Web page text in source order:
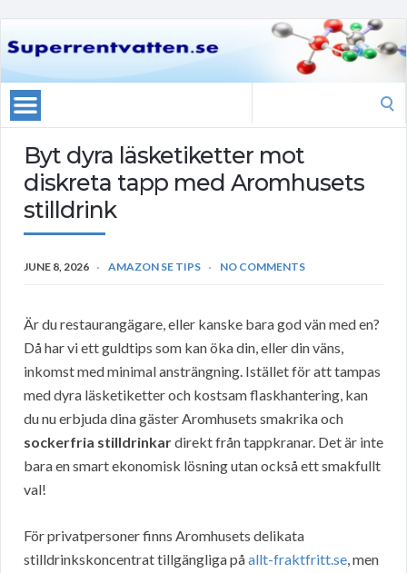
Byt dyra läsketiketter mot
diskreta tapp med Aromhusets
stilldrink
JUNE 8, 2026 AMAZON SE TIPS NO COMMENTS
Är du restaurangägare, eller kanske bara god vän med en?
Då har vi ett guldtips som kan öka din, eller din väns,
inkomst med minimal ansträngning. Istället för att tampas
med dyra läsketiketter och kostsam flaskhantering, kan
du nu erbjuda dina gäster Aromhusets smakrika och
sockerfria stilldrinkardirekt från tappkranar. Det är inte
bara en smart ekonomisk lösning utan också ett smakfullt
val!
För privatpersoner finns Aromhusets delikata
stilldrinkskoncentrat tillgängliga påallt-fraktfritt.se, men